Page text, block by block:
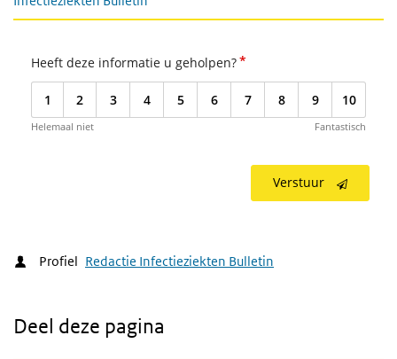
Heeft deze informatie u geholpen?*
1 2 3 4 5 6 7 8 9 10
Helemaal niet Fantastisch
Verstuur
Profiel Redactie Infectieziekten Bulletin
Deel deze pagina